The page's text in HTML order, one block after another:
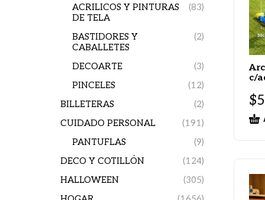
ACRILICOS Y PINTURAS
DE TELA
(83)
BASTIDORES Y
CABALLETES
(2)
DECOARTE
(3)
PINCELES
(12)
BILLETERAS
(2)
CUIDADO PERSONAL
(191)
PANTUFLAS
(9)
DECO Y COTILLÓN
(124)
HALLOWEEN
(305)
c/
$